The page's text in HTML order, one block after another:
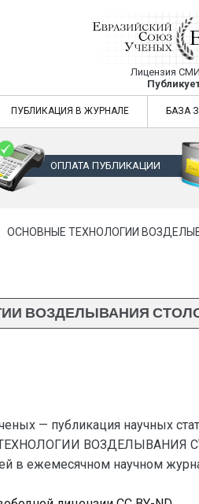
Евразийский
Лицензия
Евразийский Союз Ученых —
ПУБЛИКАЦИЯ В ЖУРНАЛЕ БАЗА
ОПЛАТА ПУБЛИКАЦИИ
ОСНОВНЫЕ ТЕХНОЛОГИИ
ВОЗДЕЛЫВАНИЯ
— публикация научных
ВОЗДЕЛЫВАНИЯ
в ежемесячном научном